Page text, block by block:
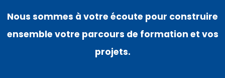
Nous sommes à votre écoute pour construire
ensemble votre parcours de formation et vos
projets.